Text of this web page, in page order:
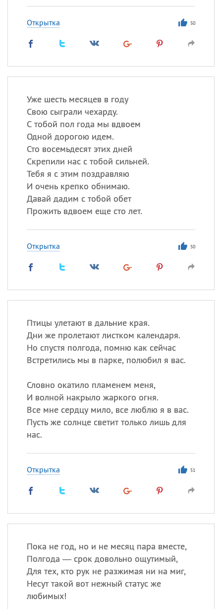
Открытка 50
Уже шесть месяцев в году
Свою сыграли чехарду.
С тобой пол года мы вдвоем
Одной дорогою идем.
Сто восемьдесят этих дней
Скрепили нас с тобой сильней.
Тебя я с этим поздравляю
И очень крепко обнимаю.
Давай дадим с тобой обет
Прожить вдвоем еще сто лет.
Открытка 50
Птицы улетают в дальние края.
Дни же пролетают листком календаря.
Но спустя полгода, помню как сейчас
Встретились мы в парке, полюбил я вас.
Словно окатило пламенем меня,
И волной накрыло жаркого огня.
Все мне сердцу мило, все люблю я в вас.
Пусть же солнце светит только лишь для
нас.
Открытка 51
Пока не год, но и не месяц пара вместе,
Полгода — срок довольно ощутимый,
Для тех, кто рук не разжимая ни на миг,
Несут такой вот нежный статус же
любимых!